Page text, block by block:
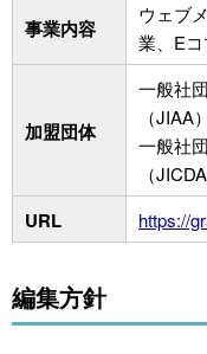
事業内容
ウェブ
業、E
加盟団体
一般社
（JIAA）
一般社
（
URL https://
編集方針